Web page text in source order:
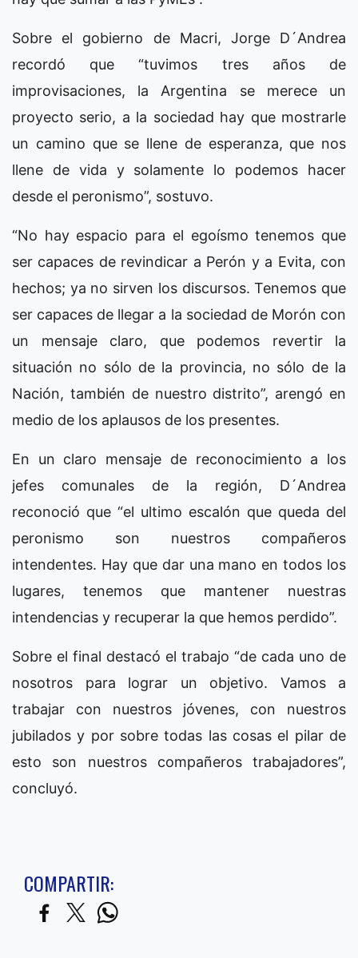
Sobre el gobierno de Macri, Jorge D´Andrea
recordó que “tuvimos tres años de
improvisaciones, la Argentina se merece un
proyecto serio, a la sociedad hay que mostrarle
un camino que se llene de esperanza, que nos
llene de vida y solamente lo podemos hacer
desde el peronismo”, sostuvo.
“No hay espacio para el egoísmo tenemos que
ser capaces de revindicar a Perón y a Evita, con
hechos; ya no sirven los discursos. Tenemos que
ser capaces de llegar a la sociedad de Morón con
un mensaje claro, que podemos revertir la
situación no sólo de la provincia, no sólo de la
Nación, también de nuestro distrito”, arengó en
medio de los aplausos de los presentes.
En un claro mensaje de reconocimiento a los
jefes comunales de la región, D´Andrea
reconoció que “el ultimo escalón que queda del
peronismo son nuestros compañeros
intendentes. Hay que dar una mano en todos los
lugares, tenemos que mantener nuestras
intendencias y recuperar la que hemos perdido”.
Sobre el final destacó el trabajo “de cada uno de
nosotros para lograr un objetivo. Vamos a
trabajar con nuestros jóvenes, con nuestros
jubilados y por sobre todas las cosas el pilar de
esto son nuestros compañeros trabajadores”,
concluyó.
COMPARTIR: